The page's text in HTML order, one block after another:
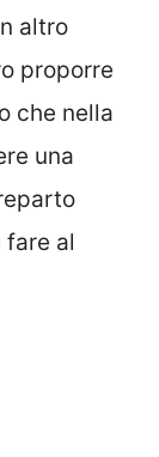
altro
proporre
che nella
una
al